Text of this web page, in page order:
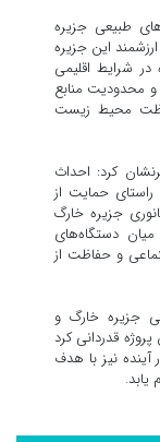
طبیعی جزیره
این جزیره
شرایط اقلیمی
محدودیت منابع
محیط زیست
کرد: احداث
حمایت از
جزیره خارگ
دستگاه‌های
و حفاظت از
جزیره خارگ و
قدردانی کرد
آینده نیز با هدف